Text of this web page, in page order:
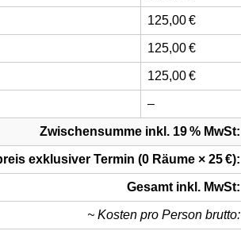
125,00 €
125,00 €
125,00 €
–
Zwischensumme inkl. 19 % MwSt:
exklusiver Termin (0 Räume × 25 €):
Gesamt inkl. MwSt:
~ Kosten pro Person brutto: